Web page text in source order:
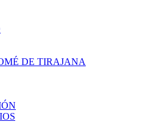
DE TIRAJANA